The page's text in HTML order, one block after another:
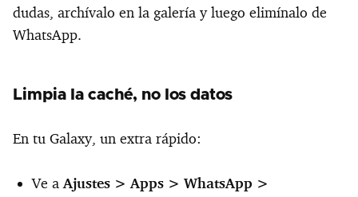
dudas, archívalo en la galería y luego elimínalo de
WhatsApp.
Limpia la caché, no los datos
En tu Galaxy, un extra rápido:
Ve aAjustes > Apps > WhatsApp >